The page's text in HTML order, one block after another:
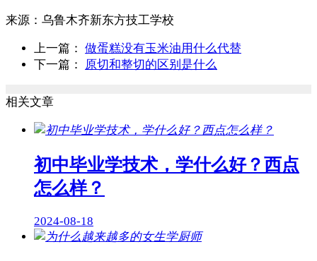
来源： 乌鲁木齐新东方技工学校
上一篇： 做蛋糕没有玉米油用什么代替
下一篇：
原切和整切的区别是什么
相关文章
初中毕业学技术，学什么好？西点
怎么样？
2024-08-18